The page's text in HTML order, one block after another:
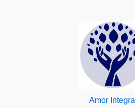
Amor Integral